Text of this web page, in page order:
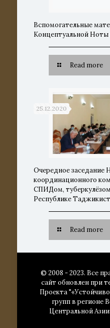
Вспомогательные
Концептуальной
Read more
25.12.2020
Очередное заседание
координационного
СПИДом,
Республике
Read more
© 2008 - 2023. Все
сайт обновлен при
Проекта
групп в регионе
Центральной